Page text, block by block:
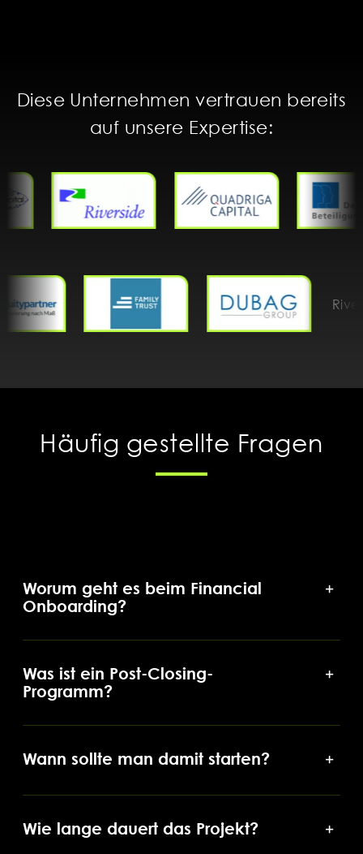
Diese Unternehmen vertrauen bereits
auf unsere Expertise:
Häufig gestellte Fragen
Worum geht es beim Financial
Onboarding?
Was ist ein Post-Closing-
Programm?
Wann sollte man damit starten?
Wie lange dauert das Projekt?